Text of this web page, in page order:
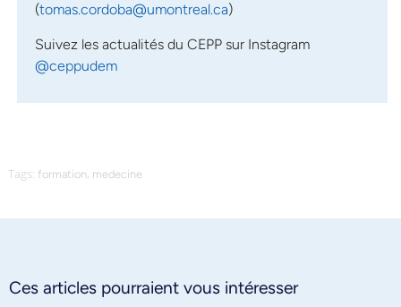
(tomas.cordoba@umontreal.ca)
Suivez les actualités du CEPP sur Instagram
@ceppudem
Tags: formation, medecine
Ces articles pourraient vous intéresser